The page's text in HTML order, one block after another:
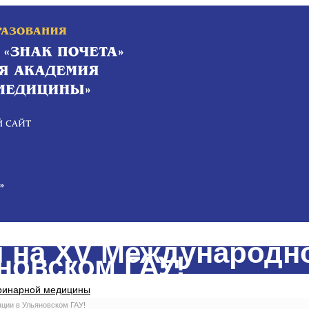
медицины
XV ГАУ!
в Ульяновском ГАУ!